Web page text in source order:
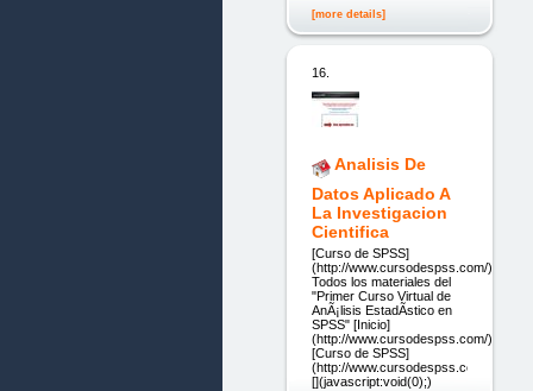
[more details]
16.
Analisis De
Datos Aplicado A
La Investigacion
Cientifica
[Curso de SPSS]
(http://www.cursodespss.com/)
Todos los materiales del
"Primer Curso Virtual de
AnÃ¡lisis EstadÃ­stico en
SPSS" [Inicio]
(http://www.cursodespss.com/)
[Curso de SPSS]
(http://www.cursodespss.com)
[](javascript:void(0);)